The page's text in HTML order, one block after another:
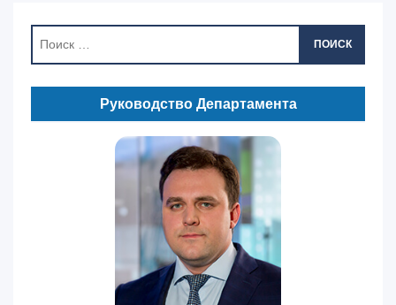
ПОИСК
Руководство Департамента